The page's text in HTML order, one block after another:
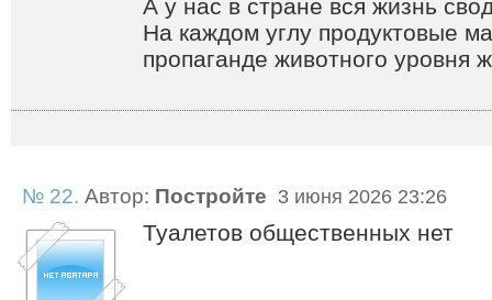
А у нас в стране вся жизнь
На каждом углу продуктовые
пропаганде животного уровня
№ 22. Автор: Постройте 3 июня 2026 23:26
Туалетов общественных нет